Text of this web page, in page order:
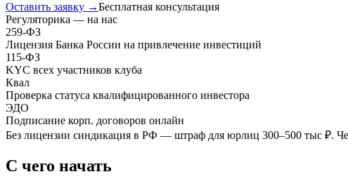
Оставить заявку →Бесплатная консультация
Регуляторика — на нас
259-ФЗ
Лицензия Банка России на привлечение инвестиций
115-ФЗ
KYC всех участников клуба
Квал
Проверка статуса квалифицированного инвестора
ЭДО
Подписание корп. договоров онлайн
Без лицензии синдикация в РФ — штраф для юрлиц 300–500 тыс ₽.
С чего начать